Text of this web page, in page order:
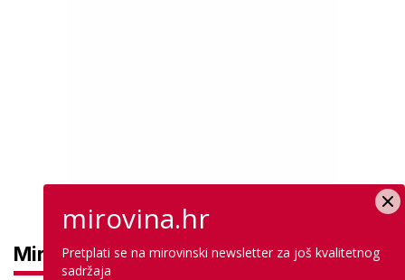
Mirovine
mirovina.hr
Pretplati se na mirovinski newsletter za još kvalitetnog
sadržaja